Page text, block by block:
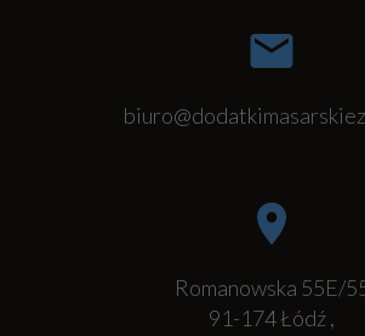
Romanowska 55E/
91-174Łódź,